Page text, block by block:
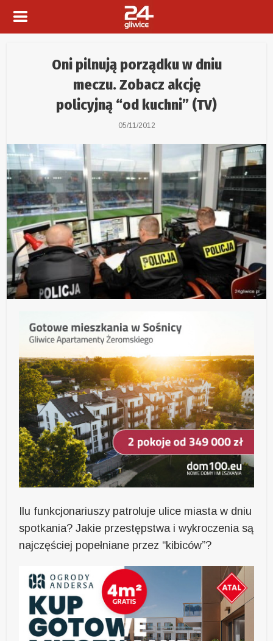
Oni pilnują porządku w dniu
meczu. Zobacz akcję
policyjną “od kuchni” (TV)
05/11/2012
Ilu funkcjonariuszy patroluje ulice miasta w dniu
spotkania? Jakie przestępstwa i wykroczenia są
najczęściej popełniane przez “kibiców”?